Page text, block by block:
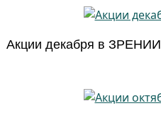
Акции декабря в ЗРЕНИИ